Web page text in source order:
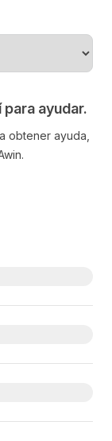
ayudar.
obtener ayuda,